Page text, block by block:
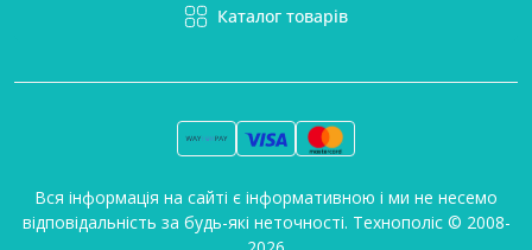
Каталог товарів
Вся інформація на сайті є інформативною і ми не несемо
відповідальність за будь-які неточності. Технополіс © 2008-